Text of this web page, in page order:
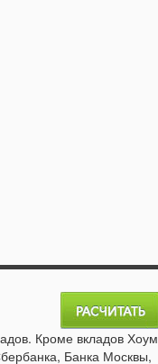
Кроме вкладов Хоум
Банка Москвы,